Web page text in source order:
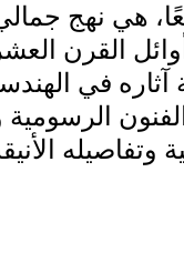
هي نهج
القرن
في
الرسومية